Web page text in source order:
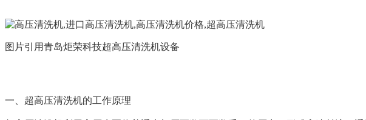
图片引用青岛炬荣科技超高压清洗机设备
一、超高压清洗机的工作原理